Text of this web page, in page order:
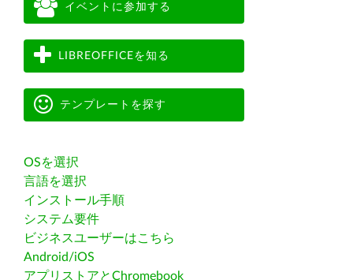
イベントに参加する
LIBREOFFICEを知る
テンプレートを探す
OSを選択
言語を選択
インストール手順
システム要件
ビジネスユーザーはこちら
Android/iOS
アプリストアとChromebook